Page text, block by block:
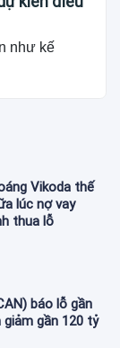
như kế
Vikoda thế
lúc nợ vay
thua lỗ
báo lỗ gần
gần 120 tỷ